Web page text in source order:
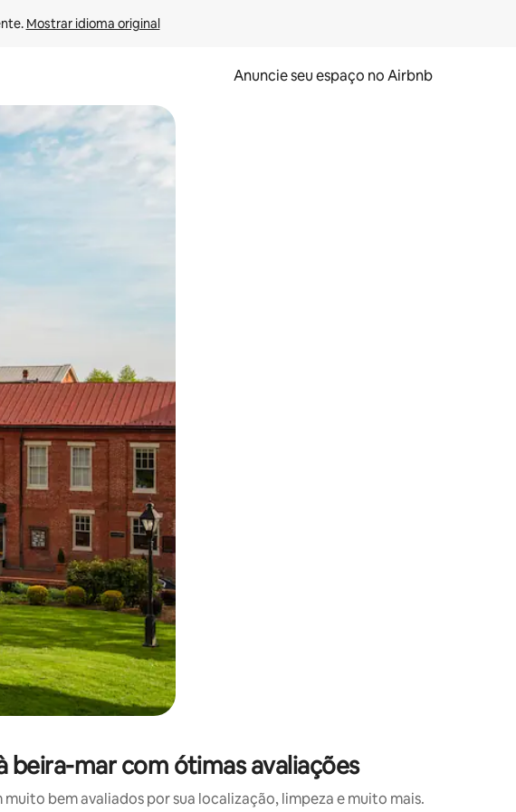
Mostrar idioma original
Anuncie seu espaço no Airbnb
ou tocando e deslizando o dedo na tela.
beira-mar com ótimas avaliações
bem avaliados por sua localização, limpeza e muito mais.